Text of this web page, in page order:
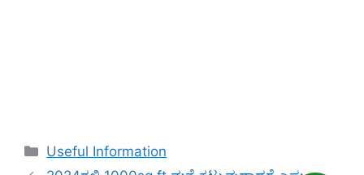
Categories
Useful Information